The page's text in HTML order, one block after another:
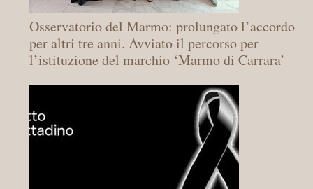
Osservatorio del Marmo: prolungato l’accordo
per altri tre anni. Avviato il percorso per
l’istituzione del marchio ‘Marmo di Carrara’